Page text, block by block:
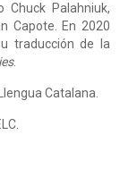
Palahniuk,
Capote.
En 2020
traducción de la
.
Catalana.